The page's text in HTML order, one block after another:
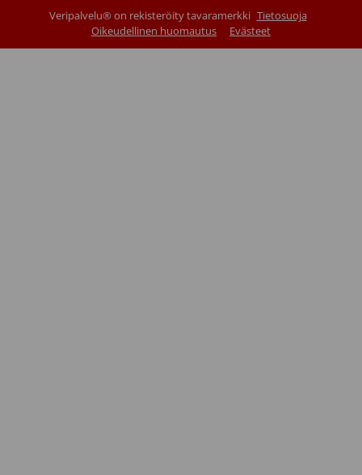
Veripalvelu® on rekisteröity tavaramerkki Tietosuoja
Oikeudellinen huomautus
Evästeet